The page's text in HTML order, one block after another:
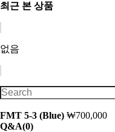
최근 본 상품
없음
FMT 5-3 (Blue) ₩700,000
Q&A(0)